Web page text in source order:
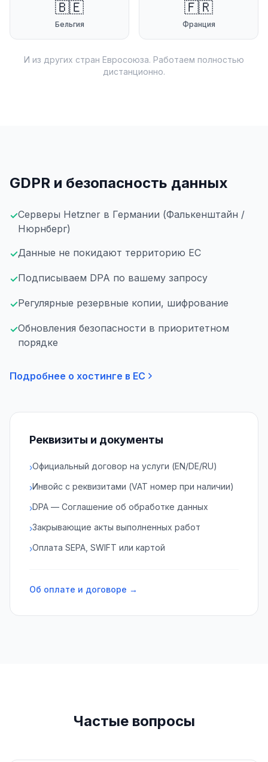
🇧🇪
Бельгия
🇫🇷
Франция
И из других стран Евросоюза. Работаем полностью
дистанционно.
GDPR и безопасность данных
✓Серверы Hetzner в Германии (Фалькенштайн /
Нюрнберг)
✓Данные не покидают территорию ЕС
✓Подписываем DPA по вашему запросу
✓Регулярные резервные копии, шифрование
✓Обновления безопасности в приоритетном
порядке
Подробнее о хостинге в ЕС
Реквизиты и документы
›Официальный договор на услуги (EN/DE/RU)
›Инвойс с реквизитами (VAT номер при наличии)
›DPA — Соглашение об обработке данных
›Закрывающие акты выполненных работ
›Оплата SEPA, SWIFT или картой
Об оплате и договоре →
Частые вопросы